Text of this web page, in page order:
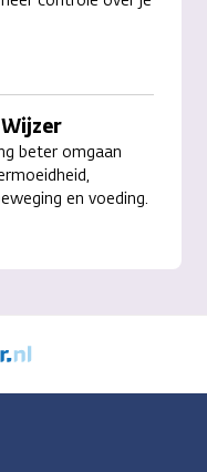
beter omgaan
en voeding.